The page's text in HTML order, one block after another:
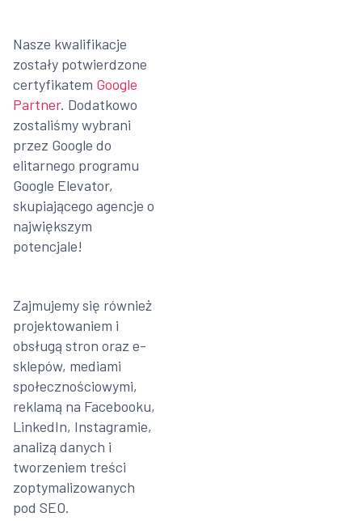
Nasze kwalifikacje
zostały potwierdzone
certyfikatem Google
Partner. Dodatkowo
zostaliśmy wybrani
przez Google do
elitarnego programu
Google Elevator,
skupiającego agencje o
największym
potencjale!
Zajmujemy się również
projektowaniem i
obsługą stron oraz e-
sklepów, mediami
społecznościowymi,
reklamą na Facebooku,
LinkedIn, Instagramie,
analizą danych i
tworzeniem treści
zoptymalizowanych
pod SEO.